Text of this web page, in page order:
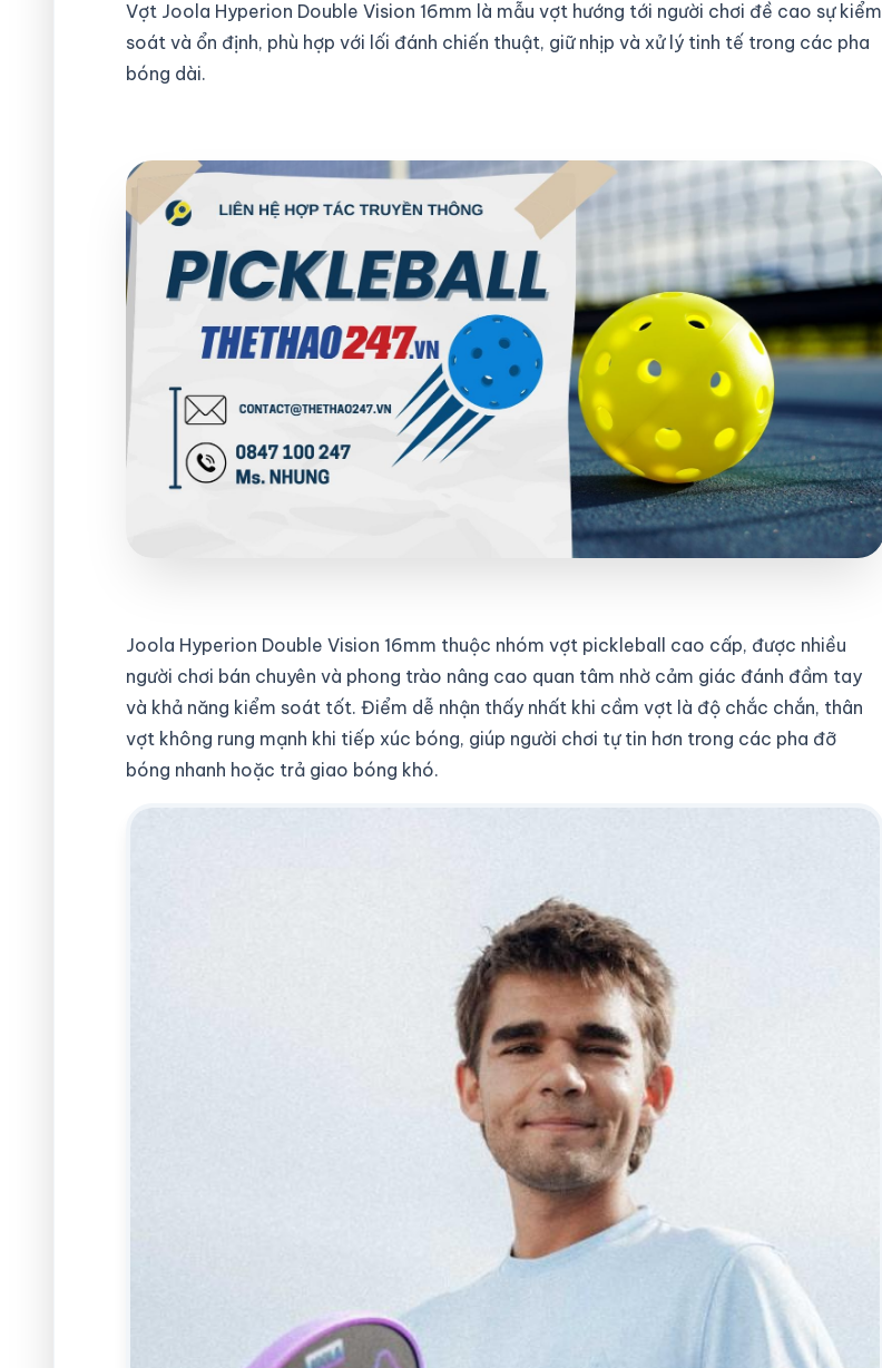
Vợt Joola Hyperion Double Vision 16mm là mẫu vợt hướng tới người chơi đề cao sự kiểm
soát và ổn định, phù hợp với lối đánh chiến thuật, giữ nhịp và xử lý tinh tế trong các pha
bóng dài.
Joola Hyperion Double Vision 16mm thuộc nhóm vợt pickleball cao cấp, được nhiều
người chơi bán chuyên và phong trào nâng cao quan tâm nhờ cảm giác đánh đầm tay
và khả năng kiểm soát tốt. Điểm dễ nhận thấy nhất khi cầm vợt là độ chắc chắn, thân
vợt không rung mạnh khi tiếp xúc bóng, giúp người chơi tự tin hơn trong các pha đỡ
bóng nhanh hoặc trả giao bóng khó.